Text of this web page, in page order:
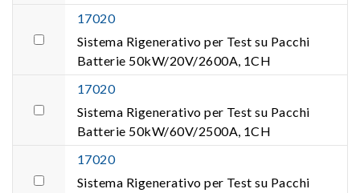
17020
Sistema Rigenerativo per Test su Pacchi
Batterie 50kW/20V/2600A, 1CH
17020
Sistema Rigenerativo per Test su Pacchi
Batterie 50kW/60V/2500A, 1CH
17020
Sistema Rigenerativo per Test su Pacchi